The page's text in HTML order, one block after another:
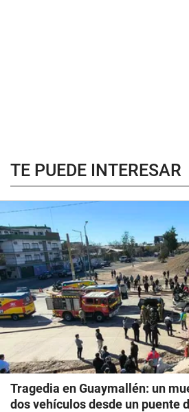
TE PUEDE INTERESAR
Tragedia en Guaymallén: un
dos vehículos desde un puente